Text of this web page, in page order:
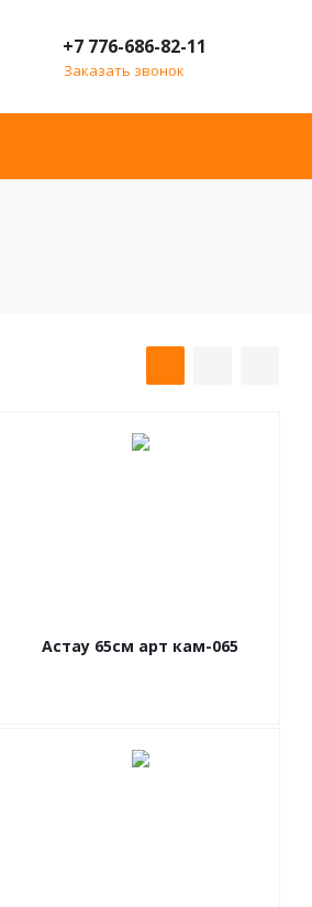
+7 776-686-82-11
Заказать звонок
Астау 65см арт кам-065